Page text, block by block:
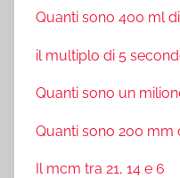
Quanti sono 400 ml
il multiplo di 5
Quanti sono un
Quanti sono 200 mm
Il mcm tra 21, 14 e 6